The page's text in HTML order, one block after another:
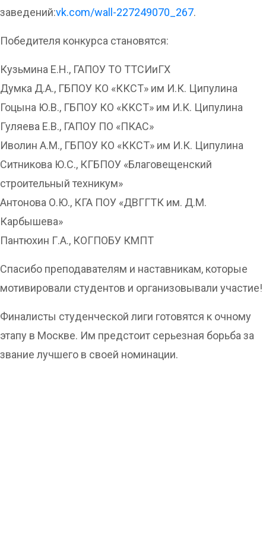
заведений:vk.com/wall-227249070_267.
Победителя конкурса становятся:
Кузьмина Е.Н., ГАПОУ ТО ТТСИиГХ
Думка Д.А., ГБПОУ КО «ККСТ» им И.К. Ципулина
Гоцына Ю.В., ГБПОУ КО «ККСТ» им И.К. Ципулина
Гуляева Е.В., ГАПОУ ПО «ПКАС»
Иволин А.М., ГБПОУ КО «ККСТ» им И.К. Ципулина
Ситникова Ю.С., КГБПОУ «Благовещенский
строительный техникум»
Антонова О.Ю., КГА ПОУ «ДВГГТК им. Д.М.
Карбышева»
Пантюхин Г.А., КОГПОБУ КМПТ
Спасибо преподавателям и наставникам, которые
мотивировали студентов и организовывали участие!
Финалисты студенческой лиги готовятся к очному
этапу в Москве. Им предстоит серьезная борьба за
звание лучшего в своей номинации.